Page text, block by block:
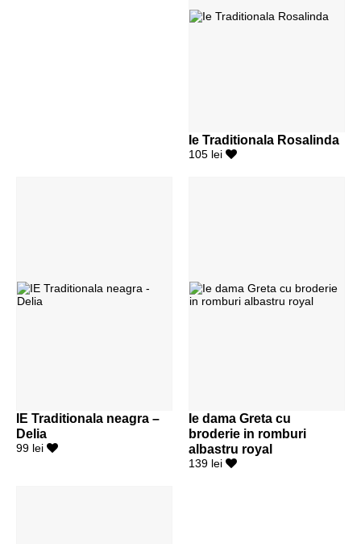
Ie Traditionala Rosalinda
105 lei
IE Traditionala neagra –
Delia
99 lei
Ie dama Greta cu
broderie in romburi
albastru royal
139 lei